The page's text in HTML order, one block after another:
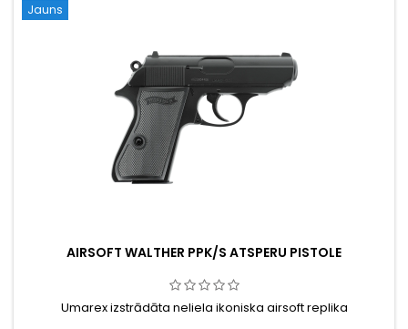
Jauns
AIRSOFT WALTHER PPK/S ATSPERU PISTOLE
Umarex izstrādāta neliela ikoniska airsoft replika